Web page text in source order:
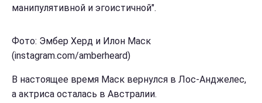
манипулятивной и эгоистичной".
Фото: Эмбер Херд и Илон Маск
(instagram.com/amberheard)
В настоящее время Маск вернулся в Лос-Анджелес,
а актриса осталась в Австралии.